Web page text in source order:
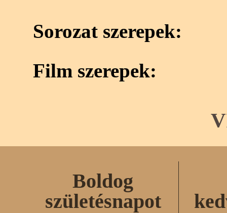
Sorozat szerepek:
Film szerepek:
Boldog
születésnapot